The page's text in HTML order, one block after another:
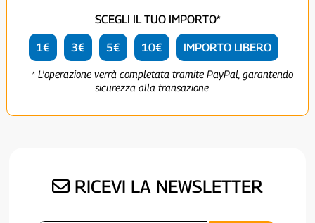
SCEGLI IL TUO IMPORTO*
1€ 3€ 5€ 10€ IMPORTO LIBERO
* L'operazione verrà completata tramite PayPal, garantendo
sicurezza alla transazione
RICEVI LA NEWSLETTER